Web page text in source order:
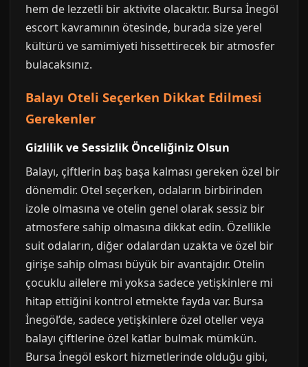
hem de lezzetli bir aktivite olacaktır. Bursa İnegöl
escort kavramının ötesinde, burada size yerel
kültürü ve samimiyeti hissettirecek bir atmosfer
bulacaksınız.
Balayı Oteli Seçerken Dikkat Edilmesi
Gerekenler
Gizlilik ve Sessizlik Önceliğiniz Olsun
Balayı, çiftlerin baş başa kalması gereken özel bir
dönemdir. Otel seçerken, odaların birbirinden
izole olmasına ve otelin genel olarak sessiz bir
atmosfere sahip olmasına dikkat edin. Özellikle
suit odaların, diğer odalardan uzakta ve özel bir
girişe sahip olması büyük bir avantajdır. Otelin
çocuklu ailelere mi yoksa sadece yetişkinlere mi
hitap ettiğini kontrol etmekte fayda var. Bursa
İnegöl’de, sadece yetişkinlere özel oteller veya
balayı çiftlerine özel katlar bulmak mümkün.
Bursa İnegöl eskort hizmetlerinde olduğu gibi,